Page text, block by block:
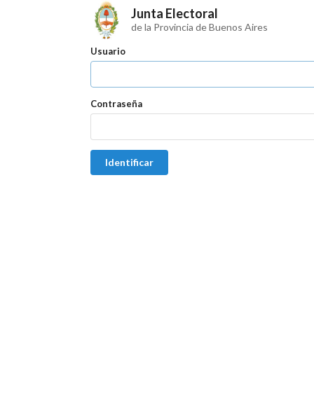
Junta Electoral
de la Provincia de Buenos Aires
Usuario
Contraseña
Identificar